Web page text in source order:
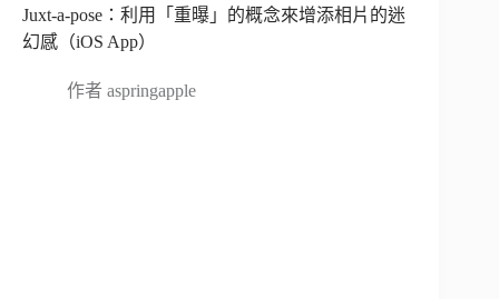
Juxt-a-pose：利用「重曝」的概念來增添相片的迷
幻感（iOS App）
作者 aspringapple